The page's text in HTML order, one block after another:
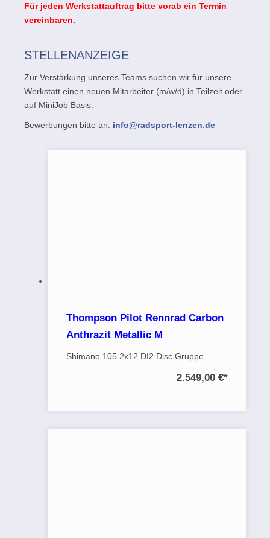
Für jeden Werkstattauftrag bitte vorab ein Termin
vereinbaren.
STELLENANZEIGE
Zur Verstärkung unseres Teams suchen wir für unsere
Werkstatt einen neuen Mitarbeiter (m/w/d) in Teilzeit oder
auf MiniJob Basis.
Bewerbungen bitte an: info@radsport-lenzen.de
Thompson Pilot Rennrad Carbon
Anthrazit Metallic M
Shimano 105 2x12 DI2 Disc Gruppe
2.549,00 €*